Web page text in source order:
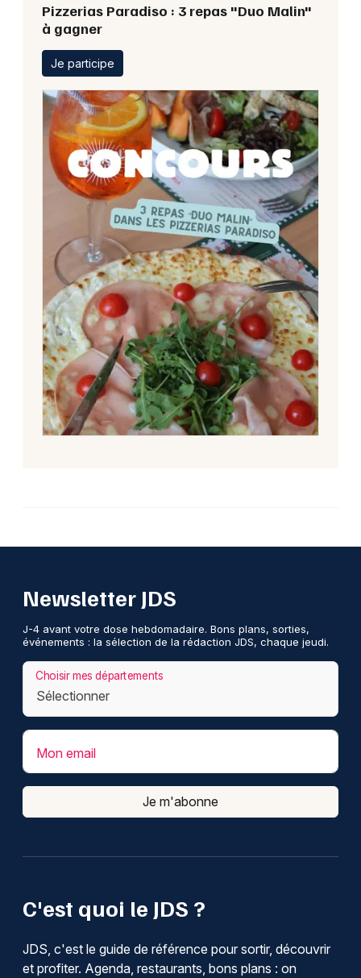
Pizzerias Paradiso : 3 repas "Duo Malin"
à gagner
Je participe
C'est quoi le JDS ?
JDS, c'est le guide de référence pour sortir, découvrir
et profiter. Agenda, restaurants, bons plans : on
Newsletter JDS
J-4 avant votre dose hebdomadaire. Bons plans, sorties,
événements : la sélection de la rédaction JDS, chaque jeudi.
Choisir mes départements
Mon email
Je m'abonne